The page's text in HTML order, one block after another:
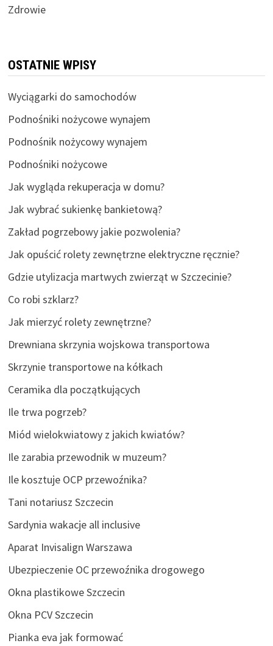
Zdrowie
OSTATNIE WPISY
Wyciągarki do samochodów
Podnośniki nożycowe wynajem
Podnośnik nożycowy wynajem
Podnośniki nożycowe
Jak wygląda rekuperacja w domu?
Jak wybrać sukienkę bankietową?
Zakład pogrzebowy jakie pozwolenia?
Jak opuścić rolety zewnętrzne elektryczne ręcznie?
Gdzie utylizacja martwych zwierząt w Szczecinie?
Co robi szklarz?
Jak mierzyć rolety zewnętrzne?
Drewniana skrzynia wojskowa transportowa
Skrzynie transportowe na kółkach
Ceramika dla początkujących
Ile trwa pogrzeb?
Miód wielokwiatowy z jakich kwiatów?
Ile zarabia przewodnik w muzeum?
Ile kosztuje OCP przewoźnika?
Tani notariusz Szczecin
Sardynia wakacje all inclusive
Aparat Invisalign Warszawa
Ubezpieczenie OC przewoźnika drogowego
Okna plastikowe Szczecin
Okna PCV Szczecin
Pianka eva jak formować